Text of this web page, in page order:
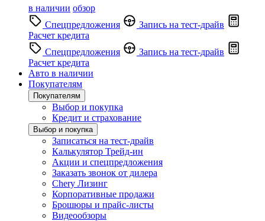
в наличии обзор
Спецпредложения
Запись на тест-драйв
Расчет кредита
Спецпредложения
Запись на тест-драйв
Расчет кредита
Авто в наличии
Покупателям
Покупателям
Выбор и покупка
Кредит и страхование
Выбор и покупка
Записаться на тест-драйв
Калькулятор Трейд-ин
Акции и спецпредложения
Заказать звонок от дилера
Chery Лизинг
Корпоративные продажи
Брошюры и прайс-листы
Видеообзоры